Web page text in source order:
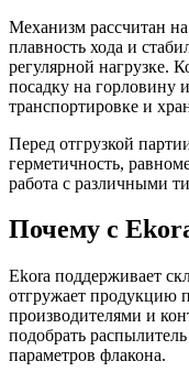
Механизм рассчитан
плавность хода и
регулярной нагрузке.
посадку на горловину
транспортировке и
Перед отгрузкой
герметичность,
работа с различными
Почему с
Ekora поддерживает
отгружает продукцию
производителями и
подобрать
параметров флакона.